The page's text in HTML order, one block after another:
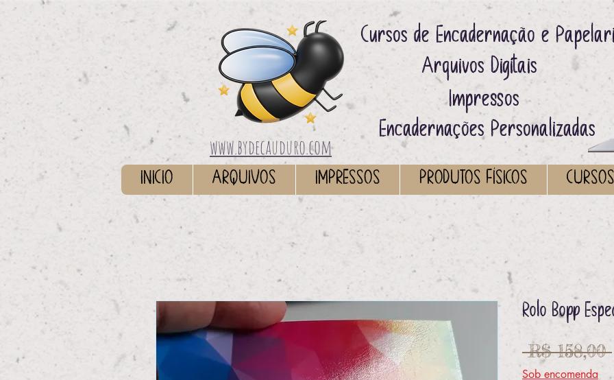
www.bydecauduro.com
Cursos de Encadernação e
Arquivos Digitais ​
Impressos ​
Encadernações Personalizadas
INICIO ARQUIVOS IMPRESSOS PRODUTOS FÍSICOS CURSOS
Rolo Bopp
R$ 158,00
Sob encomenda